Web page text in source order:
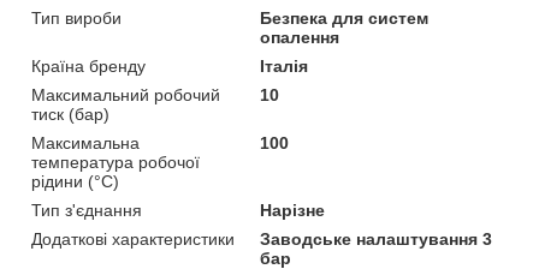
Тип вироби
Безпека для систем
опалення
Країна бренду
Італія
Максимальний робочий
тиск (бар)
10
Максимальна
температура робочої
рідини (°C)
100
Тип з'єднання
Нарізне
Додаткові характеристики
Заводське налаштування 3
бар